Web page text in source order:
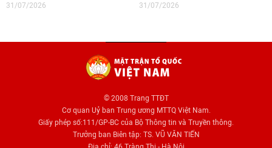
31/07/2026
31/07/2026
© 2008 Trang TTĐT
Cơ quan Uỷ ban Trung ương MTTQ Việt Nam.
Giấy phép số:111/GP-BC của Bộ Thông tin và Truyền thông.
Trưởng ban Biên tập: TS. VŨ VĂN TIẾN